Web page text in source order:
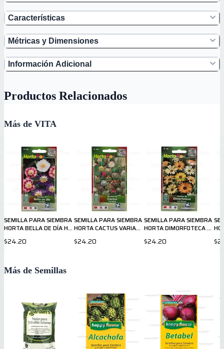
Características
Métricas y Dimensiones
Información Adicional
Productos Relacionados
Más de VITA
SEMILLA PARA SIEMBRA
HORTA BELLA DE DÍA H
$24.20
SEMILLA PARA SIEMBRA
HORTA CACTUS VARIADO
$24.20
SEMILLA PARA SIEMBRA
HORTA DIMORFOTECA H
$24.20
Más de Semillas